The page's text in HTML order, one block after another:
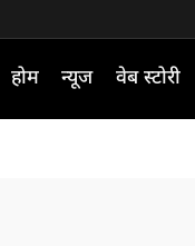
होम न्यूज वेब स्टोरी